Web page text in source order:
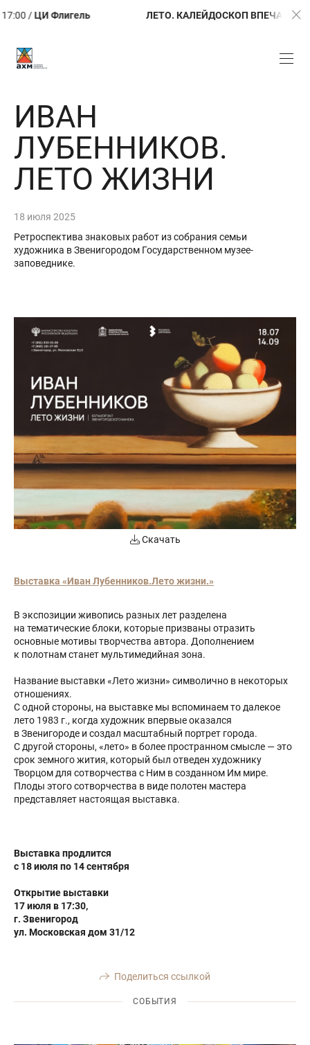
ЦИ Флигель ЛЕТО. КАЛЕЙДОСКОП ВПЕЧАТЛЕНИЙ /
ИВАН
ЛУБЕННИКОВ.
ЛЕТО ЖИЗНИ
18 июля 2025
Ретроспектива знаковых работ из собрания семьи
художника в Звенигородом Государственном музее-
заповеднике.
Скачать
Выставка «Иван Лубенников.Лето жизни.»
В экспозиции живопись разных лет разделена
на тематические блоки, которые призваны отразить
основные мотивы творчества автора. Дополнением
к полотнам станет мультимедийная зона.
Название выставки «Лето жизни» символично в некоторых
отношениях.
С одной стороны, на выставке мы вспоминаем то далекое
лето 1983 г., когда художник впервые оказался
в Звенигороде и создал масштабный портрет города.
С другой стороны, «лето» в более пространном смысле — это
срок земного жития, который был отведен художнику
Творцом для сотворчества с Ним в созданном Им мире.
Плоды этого сотворчества в виде полотен мастера
представляет настоящая выставка.
Выставка продлится
с 18 июля по 14 сентября
Открытие выставки
17 июля в 17:30,
г. Звенигород
ул. Московская дом 31/12
Поделиться ссылкой
СОБЫТИЯ